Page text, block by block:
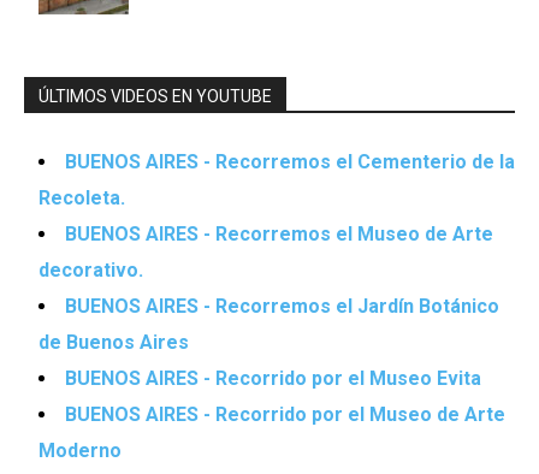
ÚLTIMOS VIDEOS EN YOUTUBE
BUENOS AIRES - Recorremos el Cementerio de la
Recoleta.
BUENOS AIRES - Recorremos el Museo de Arte
decorativo.
BUENOS AIRES - Recorremos el Jardín Botánico
de Buenos Aires
BUENOS AIRES - Recorrido por el Museo Evita
BUENOS AIRES - Recorrido por el Museo de Arte
Moderno